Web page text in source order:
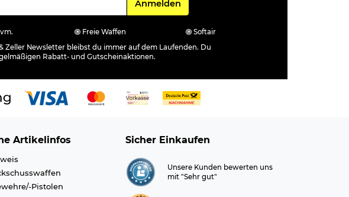
Für den Newsletter
Anmelden
Freie Waffen
Softair
Zeller Newsletter bleibst du immer auf dem Laufenden. Du
Rabatt- und Gutscheinaktionen.
Artikelinfos
Pistolen
Sicher Einkaufen
Unsere Kunden bewerten uns
mit "Sehr gut"